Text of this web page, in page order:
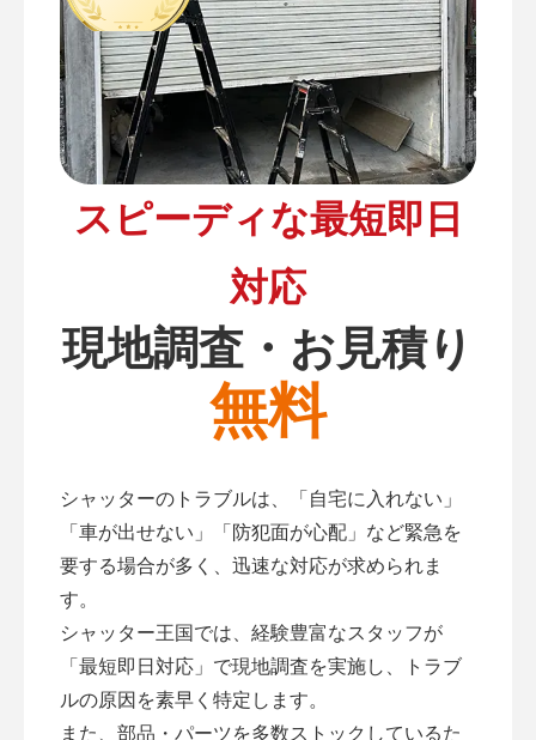
スピーディな最短即日
対応
現地調査・お見積り
無料
シャッターのトラブルは、「自宅に入れない」
「車が出せない」「防犯面が心配」など緊急を
要する場合が多く、迅速な対応が求められま
す。
シャッター王国では、経験豊富なスタッフが
「最短即日対応」で現地調査を実施し、トラブ
ルの原因を素早く特定します。
また、部品・パーツを多数ストックしているた